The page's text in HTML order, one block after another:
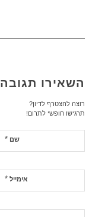
השאירו תגובה
רוצה להצטרף לדיון?
תרגישו חופשי לתרום!
שם*
אימייל*